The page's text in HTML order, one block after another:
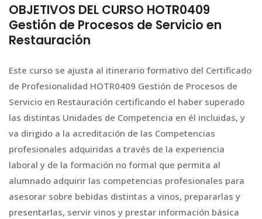
OBJETIVOS DEL CURSO HOTR0409
Gestión de Procesos de Servicio en
Restauración
Este curso se ajusta al itinerario formativo del Certificado
de Profesionalidad HOTR0409 Gestión de Procesos de
Servicio en Restauración certificando el haber superado
las distintas Unidades de Competencia en él incluidas, y
va dirigido a la acreditación de las Competencias
profesionales adquiridas a través de la experiencia
laboral y de la formación no formal que permita al
alumnado adquirir las competencias profesionales para
asesorar sobre bebidas distintas a vinos, prepararlas y
presentarlas, servir vinos y prestar información básica